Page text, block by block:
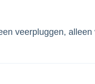
veerpluggen,